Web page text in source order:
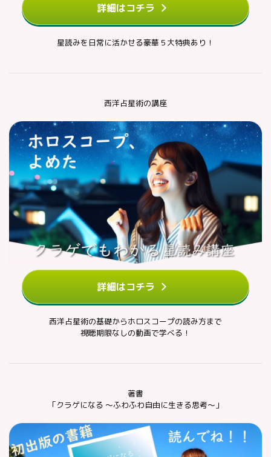
詳細はコチラ
星読みを日常に活かせる豪華５大特典あり！
西洋占星術の講座
詳細はコチラ
西洋占星術の基礎からホロスコープの読み方まで
視聴期限なしの動画で学べる！
著書
「クラゲになる ～ふわふわ自由に生きる思考～」